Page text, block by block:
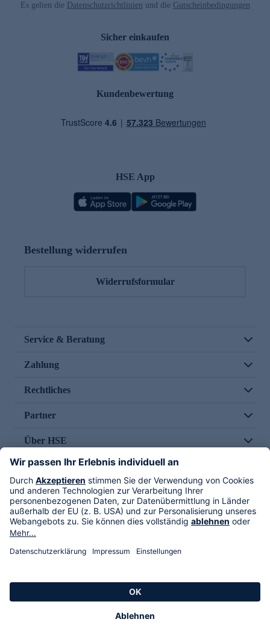
Es gelten die Datenschutzrichtlinien und die Gutscheinbedingungen
Sicher einkaufen
Kundenbewertung
HSE App
Bestellung widerrufen
Widerrufsformular
Service & Beratung
Zahlung
Rechtliches
Partner
Über HSE
Im TV
HSE International